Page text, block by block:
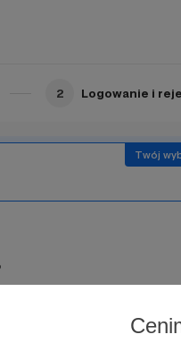
2 Logowanie i
od nas specjalny
naszymi inspiracjami —